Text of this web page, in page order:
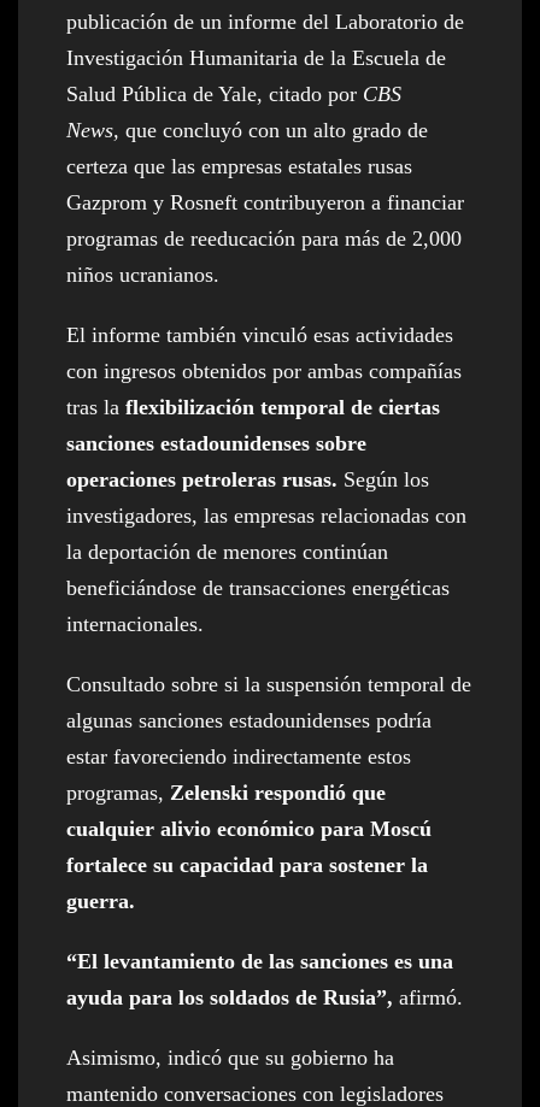
publicación de un informe del Laboratorio de
Investigación Humanitaria de la Escuela de
Salud Pública de Yale, citado por CBS
News, que concluyó con un alto grado de
certeza que las empresas estatales rusas
Gazprom y Rosneft contribuyeron a financiar
programas de reeducación para más de 2,000
niños ucranianos.
El informe también vinculó esas actividades
con ingresos obtenidos por ambas compañías
tras la flexibilización temporal de ciertas
sanciones estadounidenses sobre
operaciones petroleras rusas. Según los
investigadores, las empresas relacionadas con
la deportación de menores continúan
beneficiándose de transacciones energéticas
internacionales.
Consultado sobre si la suspensión temporal de
algunas sanciones estadounidenses podría
estar favoreciendo indirectamente estos
programas, Zelenski respondió que
cualquier alivio económico para Moscú
fortalece su capacidad para sostener la
guerra.
“El levantamiento de las sanciones es una
ayuda para los soldados de Rusia”, afirmó.
Asimismo, indicó que su gobierno ha
mantenido conversaciones con legisladores